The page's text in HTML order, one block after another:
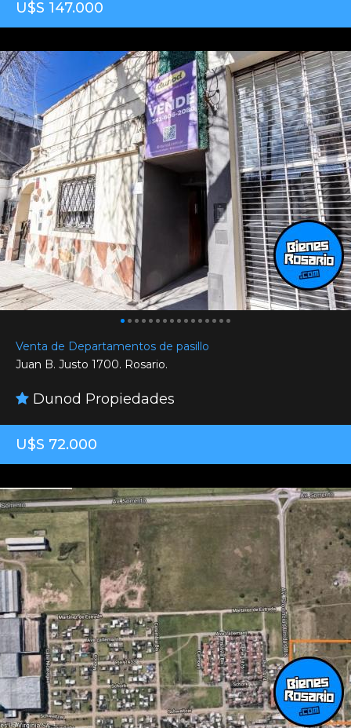
U$S 147.000
Venta de Departamentos de pasillo
Juan B. Justo 1700. Rosario.
Dunod Propiedades
U$S 72.000